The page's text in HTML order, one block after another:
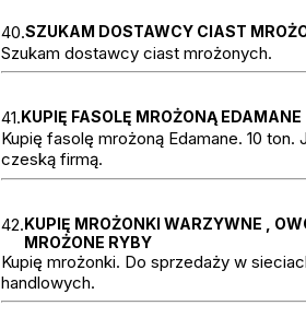
40.SZUKAM DOSTAWCY CIAST
Szukam dostawcy ciast mrożonych.
41.KUPIĘ FASOLĘ MROŻONĄ EDAMANE
Kupię fasolę mrożoną Edamane. 10 ton.
czeską firmą.
42.KUPIĘ MROŻONKI WARZYWNE ,
MROŻONE RYBY
Kupię mrożonki. Do sprzedaży w
handlowych.